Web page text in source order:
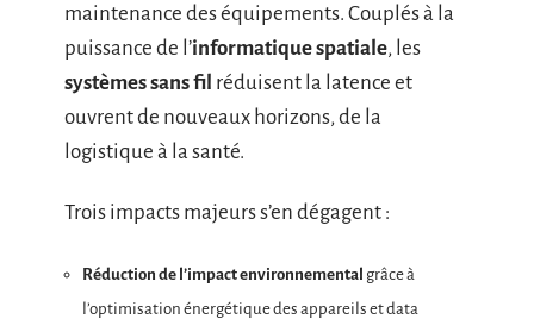
maintenance des équipements. Couplés à la
puissance de l’informatique spatiale, les
systèmes sans fil réduisent la latence et
ouvrent de nouveaux horizons, de la
logistique à la santé.
Trois impacts majeurs s’en dégagent :
Réduction de l’impact environnemental grâce à
l’optimisation énergétique des appareils et data